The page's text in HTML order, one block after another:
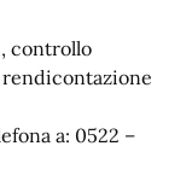
controllo
a: 0522 –